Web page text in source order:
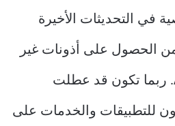
في التحديثات الأخيرة
من الحصول على أذونات غير
ضرورية على Android. ربما تكون قد عطلت
للتطبيقات والخدمات على